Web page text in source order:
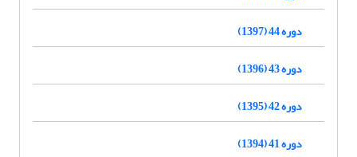
دوره 44 (1397)
دوره 43 (1396)
دوره 42 (1395)
دوره 41 (1394)